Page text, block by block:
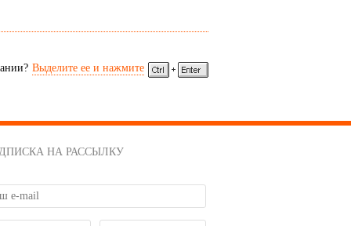
Выделите ее и нажмите
НА РАССЫЛКУ